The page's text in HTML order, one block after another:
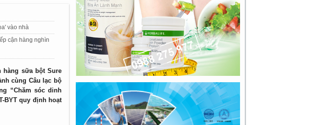
vào nhà
cận hàng nghìn
hàng sữa bột Sure
cùng Câu lạc bộ
“Chăm sóc dinh
BYT quy định hoạt